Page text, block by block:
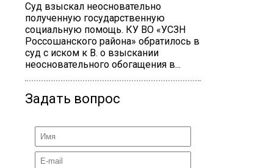
Суд взыскал неосновательно
полученную государственную
социальную помощь. КУ ВО «УСЗН
Россошанского района» обратилось в
суд с иском к В. о взыскании
неосновательного обогащения в...
Задать вопрос